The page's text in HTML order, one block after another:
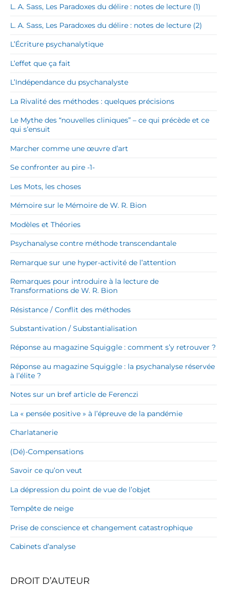
L. A. Sass, Les Paradoxes du délire : notes de lecture (1)
L. A. Sass, Les Paradoxes du délire : notes de lecture (2)
L’Écriture psychanalytique
L’effet que ça fait
L’Indépendance du psychanalyste
La Rivalité des méthodes : quelques précisions
Le Mythe des “nouvelles cliniques” – ce qui précède et ce
qui s’ensuit
Marcher comme une œuvre d’art
Se confronter au pire -1-
Les Mots, les choses
Mémoire sur le Mémoire de W. R. Bion
Modèles et Théories
Psychanalyse contre méthode transcendantale
Remarque sur une hyper-activité de l’attention
Remarques pour introduire à la lecture de
Transformations de W. R. Bion
Résistance / Conflit des méthodes
Substantivation / Substantialisation
Réponse au magazine Squiggle : comment s’y retrouver ?
Réponse au magazine Squiggle : la psychanalyse réservée
à l’élite ?
Notes sur un bref article de Ferenczi
La « pensée positive » à l’épreuve de la pandémie
Charlatanerie
(Dé)-Compensations
Savoir ce qu’on veut
La dépression du point de vue de l’objet
Tempête de neige
Prise de conscience et changement catastrophique
Cabinets d’analyse
DROIT D’AUTEUR